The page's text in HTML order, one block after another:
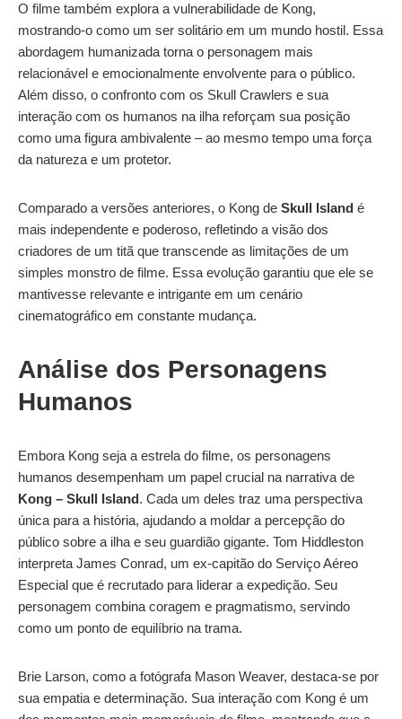
O filme também explora a vulnerabilidade de Kong,
mostrando-o como um ser solitário em um mundo hostil. Essa
abordagem humanizada torna o personagem mais
relacionável e emocionalmente envolvente para o público.
Além disso, o confronto com os Skull Crawlers e sua
interação com os humanos na ilha reforçam sua posição
como uma figura ambivalente – ao mesmo tempo uma força
da natureza e um protetor.
Comparado a versões anteriores, o Kong de Skull Island é
mais independente e poderoso, refletindo a visão dos
criadores de um titã que transcende as limitações de um
simples monstro de filme. Essa evolução garantiu que ele se
mantivesse relevante e intrigante em um cenário
cinematográfico em constante mudança.
Análise dos Personagens
Humanos
Embora Kong seja a estrela do filme, os personagens
humanos desempenham um papel crucial na narrativa de
Kong – Skull Island. Cada um deles traz uma perspectiva
única para a história, ajudando a moldar a percepção do
público sobre a ilha e seu guardião gigante. Tom Hiddleston
interpreta James Conrad, um ex-capitão do Serviço Aéreo
Especial que é recrutado para liderar a expedição. Seu
personagem combina coragem e pragmatismo, servindo
como um ponto de equilíbrio na trama.
Brie Larson, como a fotógrafa Mason Weaver, destaca-se por
sua empatia e determinação. Sua interação com Kong é um